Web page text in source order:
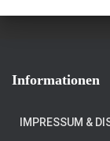
Informationen
IMPRESSUM &